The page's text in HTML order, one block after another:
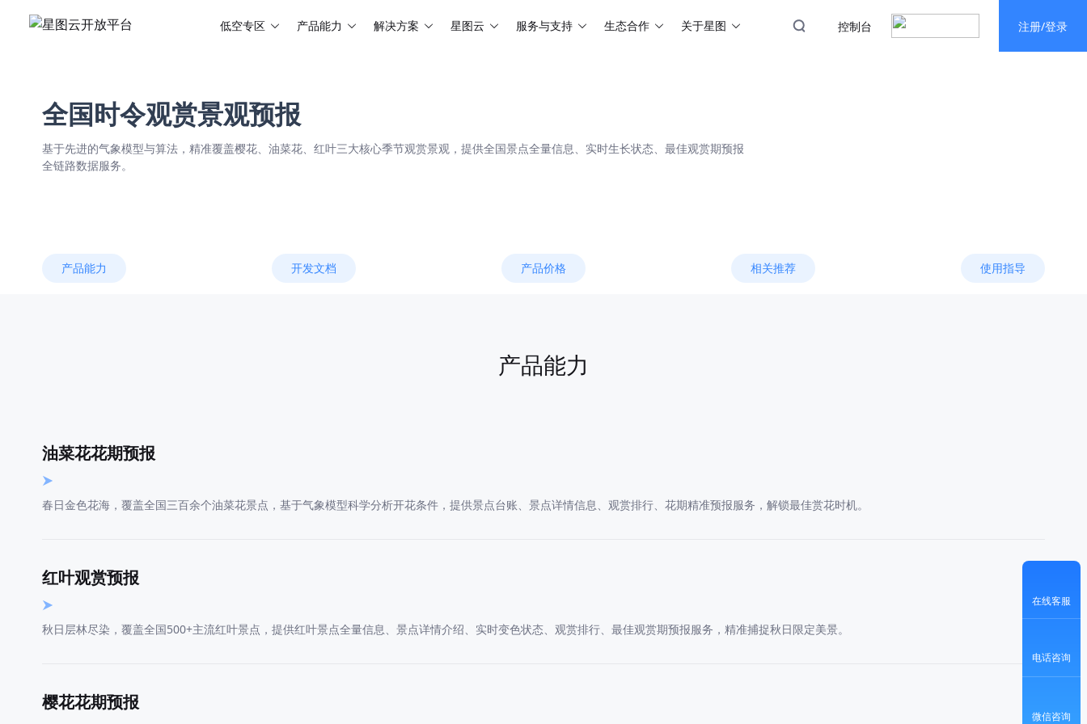
低空专区 产品能力 解决方案 星图云 服务与支持 生态合作 关于星图 控制台 注册/登录
全国时令观赏景观预报
基于先进的气象模型与算法，精准覆盖樱花、油菜花、红叶三大核心季节观赏景观，提供全国景点全量信息、实时生长状态、最佳观赏期预报
全链路数据服务。
产品能力 开发文档 产品价格 相关推荐 使用指导
产品能力
油菜花花期预报
春日金色花海，覆盖全国三百余个油菜花景点，基于气象模型科学分析开花条件，提供景点台账、景点详情信息、观赏排行、花期精准预报服务，解锁最佳赏花时机。
红叶观赏预报
秋日层林尽染，覆盖全国500+主流红叶景点，提供红叶景点全量信息、景点详情介绍、实时变色状态、观赏排行、最佳观赏期预报服务，精准捕捉秋日限定美景。
樱花花期预报
在线客服
电话咨询
微信咨询